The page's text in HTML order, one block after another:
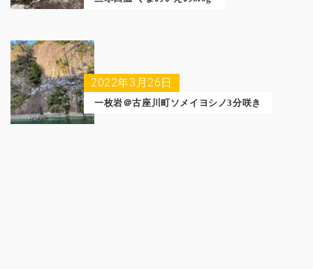
2022年3月26日
一枚岩＠古座川町ソメイヨシノ3分咲き